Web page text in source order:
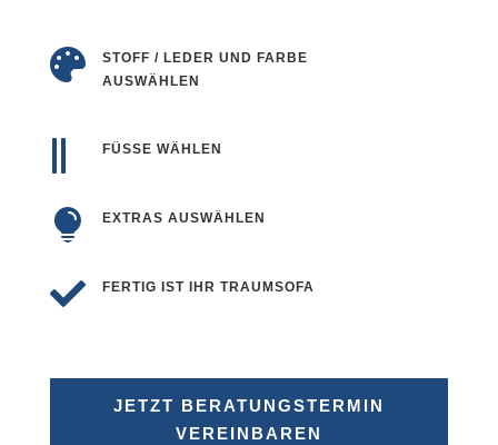

STOFF / LEDER UND FARBE
AUSWÄHLEN
FÜSSE WÄHLEN
 EXTRAS AUSWÄHLEN
 FERTIG IST IHR TRAUMSOFA
JETZT BERATUNGSTERMIN
VEREINBAREN